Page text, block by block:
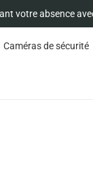
votre absence
Caméras de sécurité